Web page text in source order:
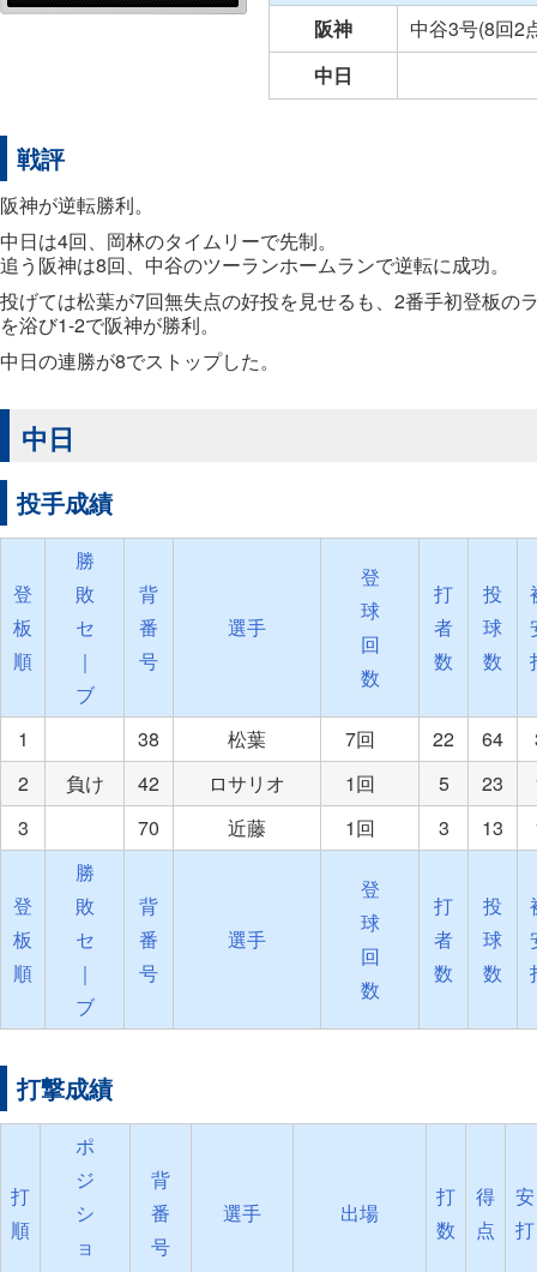
阪神
中谷3号(8回2
中日
戦評
阪神が逆転勝利。
中日は4回、岡林のタイムリーで先制。
追う阪神は8回、中谷のツーランホームランで逆転に成功。
投げては松葉が7回無失点の好投を見せるも、2番手初登板の
を浴び1-2で阪神が勝利。
中日の連勝が8でストップした。
中日
投手成績
登
板
順
勝
敗
セ
｜
ブ
背
番
号
選手
登
球
回
数
打
者
数
投
球
数
1 38 松葉 7回 22 64
2
負け 42 ロサリオ 1回 5 23
3
70 近藤 1回 3 13
登
板
順
勝
敗
セ
｜
ブ
背
番
号
選手
登
球
回
数
打
者
数
投
球
数
打撃成績
打
順
ポ
ジ
シ
ョ
背
番
号
選手 出場
打
数
得
点
安
打